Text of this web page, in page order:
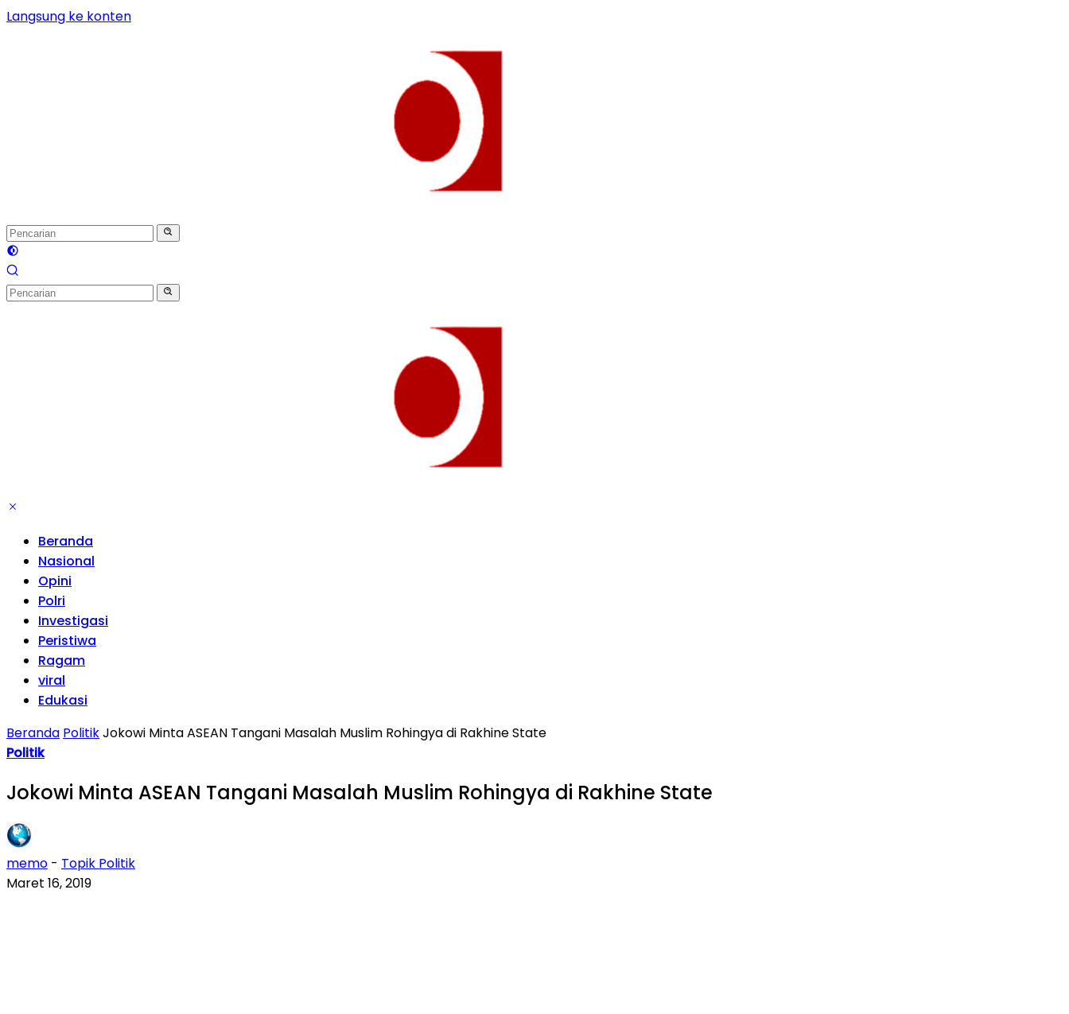
Langsung ke konten
Beranda
Nasional
Opini
Polri
Investigasi
Peristiwa
Ragam
viral
Edukasi
Beranda PolitikJokowi Minta ASEAN Tangani Masalah Muslim Rohingya di Rakhine State
Politik
Jokowi Minta ASEAN Tangani Masalah Muslim Rohingya di Rakhine State
memo - Topik Politik
Maret 16, 2019